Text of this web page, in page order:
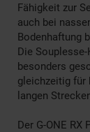
Fähigkeit zur
auch bei
Bodenhaftung
Die
besonders
gleichzeitig für
langen
Der G-ONE